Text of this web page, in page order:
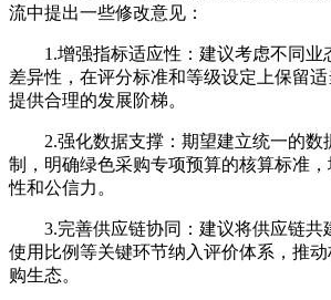
流中提出一些修改意见：
1.增强指标适应性：建议考虑不同业
差异性，在评分标准和等级设定上保留
提供合理的发展阶梯。
2.强化数据支撑：期望建立统一的数
制，明确绿色采购专项预算的核算标准
性和公信力。
3.完善供应链协同：建议将供应链共
使用比例等关键环节纳入评价体系，推
购生态。